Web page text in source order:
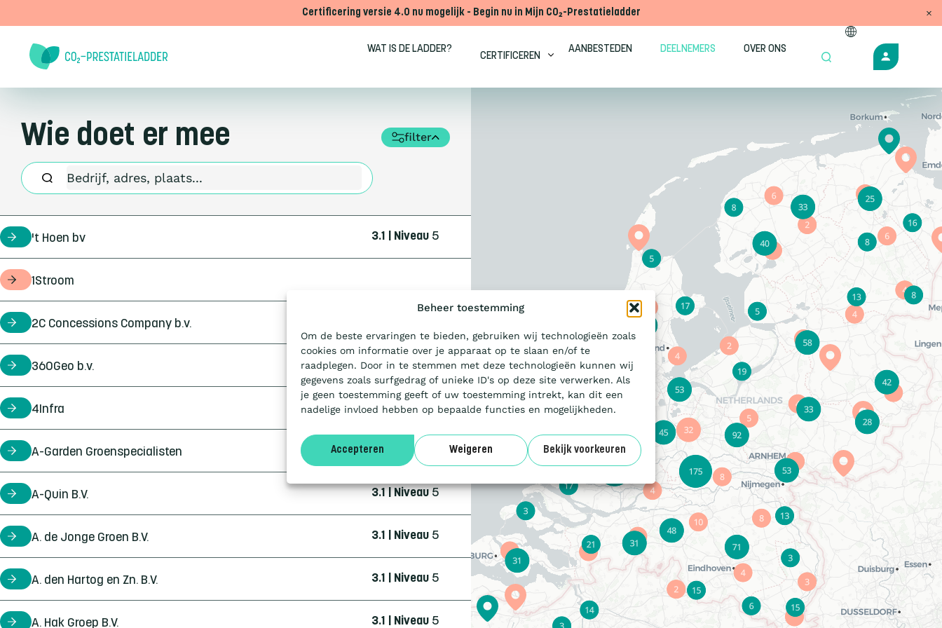
Beheer toestemming
Om de beste ervaringen te bieden, gebruiken wij technologieën zoals
cookies om informatie over je apparaat op te slaan en/of te
raadplegen. Door in te stemmen met deze technologieën kunnen wij
gegevens zoals surfgedrag of unieke ID's op deze site verwerken. Als
je geen toestemming geeft of uw toestemming intrekt, kan dit een
nadelige invloed hebben op bepaalde functies en mogelijkheden.
Accepteren Weigeren Bekijk voorkeuren
Certificering versie 4.0 nu mogelijk - Begin nu in Mijn CO₂-Prestatieladder
WAT IS DE LADDER?
CERTIFICEREN
AANBESTEDEN DEELNEMERS OVER ONS
Wie doet er mee filter
certificaathouder
't Hoen bv 3.1 | Niveau 5
opdrachtgever
1Stroom
certificaathouder
2C Concessions Company b.v.
certificaathouder
360Geo b.v. 3.1 | Niveau3
certificaathouder
4Infra 4.0 | Trede3
certificaathouder
A-Garden Groenspecialisten 3.1 | Niveau
certificaathouder
A-Quin B.V. 3.1 | Niveau5
certificaathouder
A. de Jonge Groen B.V. 3.1 | Niveau 5
certificaathouder
A. den Hartog en Zn. B.V. 3.1 | Niveau 5
certificaathouder
A. Hak Groep B.V. 3.1 | Niveau 5